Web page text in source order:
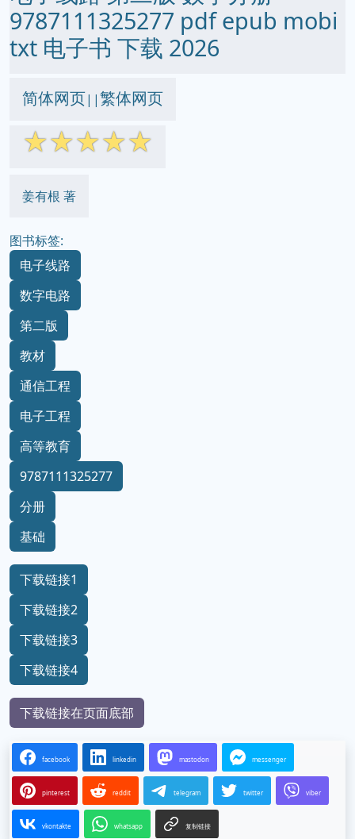
9787111325277 pdf epub mobi
txt 电子书 下载 2026
简体网页||繁体网页
☆☆☆☆☆
姜有根 著
图书标签:
电子线路
数字电路
第二版
教材
通信工程
电子工程
高等教育
9787111325277
分册
基础
下载链接1
下载链接2
下载链接3
下载链接4
下载链接在页面底部
facebook linkedin mastodon messenger
pinterest reddit telegram twitter viber
vkontakte whatsapp 复制链接